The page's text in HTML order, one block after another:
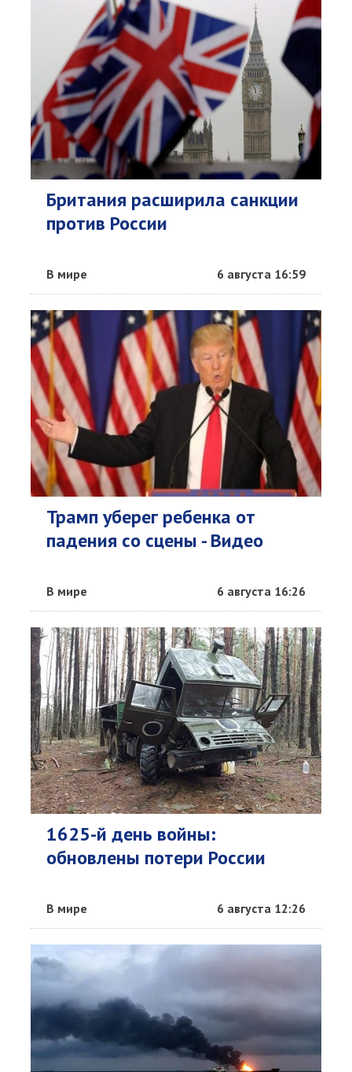
Британия расширила санкции
против России
В мире 6 августа 16:59
Трамп уберег ребенка от
падения со сцены - Видео
В мире 6 августа 16:26
1625-й день войны:
обновлены потери России
В мире 6 августа 12:26